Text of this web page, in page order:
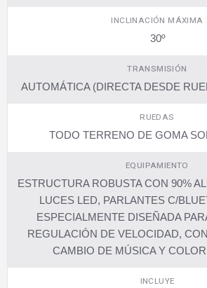
INCLINACIÓN MÁXIMA
30º
TRANSMISIÓN
AUTOMÁTICA (DIRECTA DESDE
RUEDAS
TODO TERRENO DE GOMA
EQUIPAMIENTO
ESTRUCTURA ROBUSTA CON 90%
LUCES LED, PARLANTES C/
ESPECIALMENTE DISEÑADA
REGULACIÓN DE VELOCIDAD,
CAMBIO DE MÚSICA Y
INCLUYE